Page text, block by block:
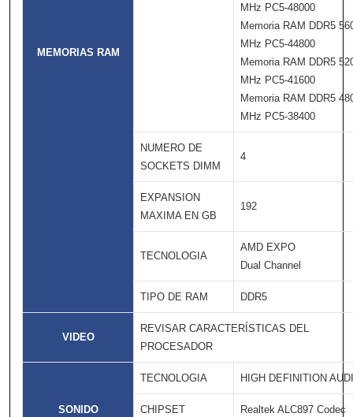
MEMORIAS RAM
MHz PC5-48000
Memoria RAM DDR5
MHz PC5-44800
Memoria RAM DDR5
MHz PC5-41600
Memoria RAM DDR5
MHz PC5-38400
NUMERO DE
SOCKETS DIMM
4
EXPANSION
MAXIMA EN GB
192
TECNOLOGIA
AMD EXPO
Dual Channel
TIPO DE RAM DDR5
VIDEO
REVISAR CARACTERÍSTICAS DEL
PROCESADOR
SONIDO
TECNOLOGIA HIGH DEFINITION
CHIPSET Realtek ALC897 Codec